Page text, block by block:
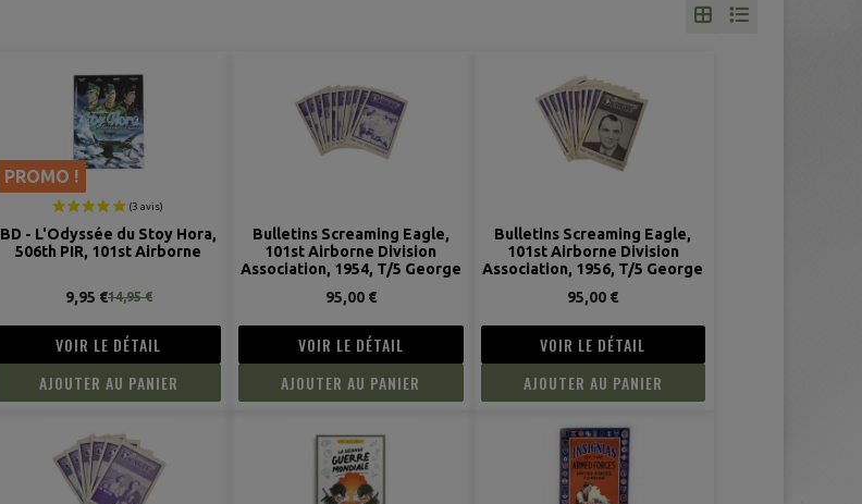
PROMO !
BD - L'Odyssée du Stoy Hora,
506th PIR, 101st Airborne
9,95 €14,95 €
VOIR LE DÉTAIL
AJOUTER AU PANIER
Bulletins Screaming Eagle,
101st Airborne Division
Association, 1954, T/5 George
95,00 €
VOIR LE DÉTAIL
AJOUTER AU PANIER
Bulletins Screaming Eagle,
101st Airborne Division
Association, 1956, T/5 George
95,00 €
VOIR LE DÉTAIL
AJOUTER AU PANIER